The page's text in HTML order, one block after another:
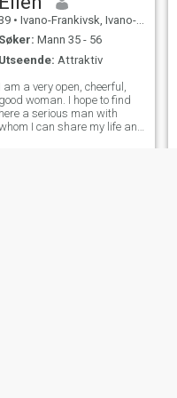
romantisk person. Og jeg
at det er dårlig. Hva
mener du?
• Ivano-Frankivsk, Ivano-Frankivs'k, Ukraina
Søker: Mann 35 - 56
Utseende: Attraktiv
I am a very open, cheerful,
good woman. I hope to find
here a serious man with
I can share my life and